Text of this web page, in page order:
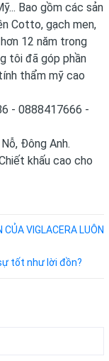
Bao gồm các sản
Cotto, gạch men,
12 năm trong
tôi đã góp phần
thẩm mỹ cao
- 0888417666 -
Đông Anh.
khấu cao cho
CỦA VIGLACERA LUÔN
tốt như lời đồn?